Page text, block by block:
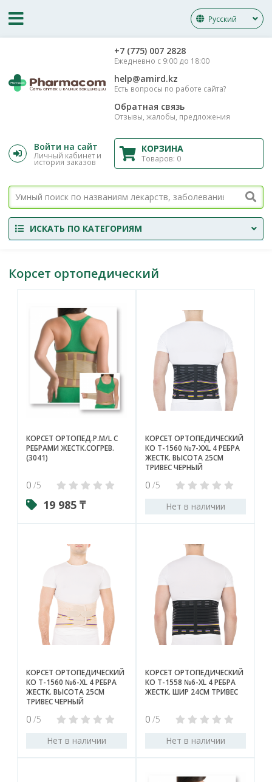
Русский
‎+7 (775) 007 2828
Ежедневно с 9:00 до 18:00
help@amird.kz
Есть вопросы по работе сайта?
Обратная связь
Отзывы, жалобы, предложения
Войти на сайт
Личный кабинет и
история заказов
КОРЗИНА
Товаров: 0
ИСКАТЬ ПО КАТЕГОРИЯМ
Корсет ортопедический
КОРСЕТ ОРТОПЕД.Р.M/L С
РЕБРАМИ ЖЕСТК.СОГРЕВ.
(3041)
0 /5
19 985 ₸
КОРСЕТ ОРТОПЕДИЧЕСКИЙ
КО Т-1560 №7-XXL 4 РЕБРА
ЖЕСТК. ВЫСОТА 25СМ
ТРИВЕС ЧЕРНЫЙ
0 /5
Нет в наличии
КОРСЕТ ОРТОПЕДИЧЕСКИЙ
КО Т-1560 №6-XL 4 РЕБРА
ЖЕСТК. ВЫСОТА 25СМ
ТРИВЕС ЧЕРНЫЙ
0 /5
Нет в наличии
КОРСЕТ ОРТОПЕДИЧЕСКИЙ
КО Т-1558 №6-XL 4 РЕБРА
ЖЕСТК. ШИР 24СМ ТРИВЕС
0 /5
Нет в наличии